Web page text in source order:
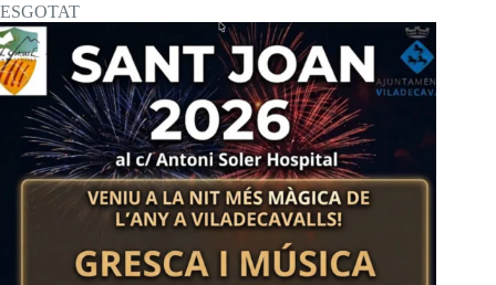
ESGOTAT